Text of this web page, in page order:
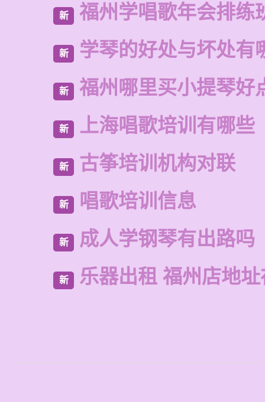
新 福州学唱歌年会排练
新 学琴的好处与坏处有
新 福州哪里买小提琴好
新 上海唱歌培训有哪些
新 古筝培训机构对联
新 唱歌培训信息
新 成人学钢琴有出路吗
新 乐器出租 福州店地